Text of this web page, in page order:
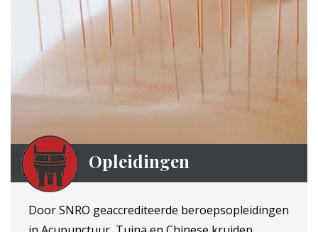
Opleidingen
Door SNRO geaccrediteerde beroepsopleidingen